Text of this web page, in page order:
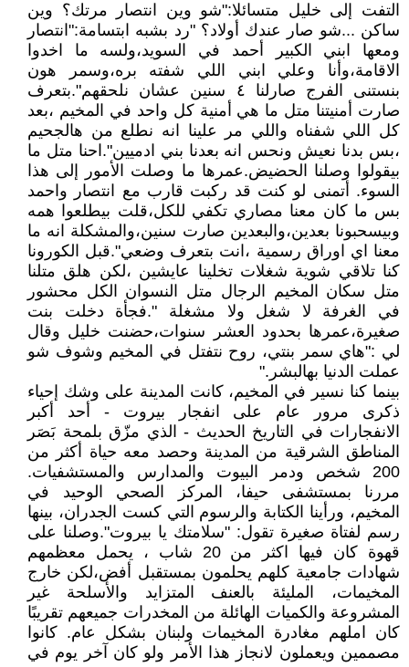
التفت إلى خليل متسائلا:"شو وين انتصار مرتك؟ وين
ساكن ...شو صار عندك أولاد؟ "رد بشبه ابتسامة:"انتصار
ومعها ابني الكبير أحمد في السويد،ولسه ما اخدوا
الاقامة،وأنا وعلي ابني اللي شفته بره،وسمر هون
بنستنى الفرج صارلنا ٤ سنين عشان نلحقهم".بتعرف
صارت أمنيتنا متل ما هي أمنية كل واحد في المخيم ،بعد
كل اللي شفناه واللي مر علينا انه نطلع من هالجحيم
،بس بدنا نعيش ونحس انه بعدنا بني ادميين".احنا متل ما
بيقولوا وصلنا الحضيض.عمرها ما وصلت الأمور إلى هذا
السوء. أتمنى لو كنت قد ركبت قارب مع انتصار واحمد
بس ما كان معنا مصاري تكفي للكل،قلت بيطلعوا همه
وبيسحبونا بعدين،والبعدين صارت سنين،والمشكلة انه ما
معنا اي اوراق رسمية ،انت بتعرف وضعي".قبل الكورونا
كنا تلاقي شوية شغلات تخلينا عايشين ،لكن هلق متلنا
متل سكان المخيم الرجال متل النسوان الكل محشور
في الغرفة لا شغل ولا مشغلة ".فجأة دخلت بنت
صغيرة،عمرها بحدود العشر سنوات،حضنت خليل وقال
لي :"هاي سمر بنتي، روح نتفتل في المخيم وشوف شو
عملت الدنيا بهالبشر."
بينما كنا نسير في المخيم، كانت المدينة على وشك إحياء
ذكرى مرور عام على انفجار بيروت - أحد أكبر
الانفجارات في التاريخ الحديث - الذي مزّق بلمحة بَصَر
المناطق الشرقية من المدينة وحصد معه حياة أكثر من
200 شخص ودمر البيوت والمدارس والمستشفيات.
مررنا بمستشفى حيفا، المركز الصحي الوحيد في
المخيم، ورأينا الكتابة والرسوم التي كست الجدران، بينها
رسم لفتاة صغيرة تقول: "سلامتك يا بيروت".وصلنا على
قهوة كان فيها اكثر من 20 شاب ، يحمل معظمهم
شهادات جامعية كلهم يحلمون بمستقبل أفض،لكن خارج
المخيمات، المليئة بالعنف المتزايد والأسلحة غير
المشروعة والكميات الهائلة من المخدرات جميعهم تقريبًا
كان املهم مغادرة المخيمات ولبنان بشكل عام. كانوا
مصممين ويعملون لانجاز هذا الأمر ولو كان آخر يوم في